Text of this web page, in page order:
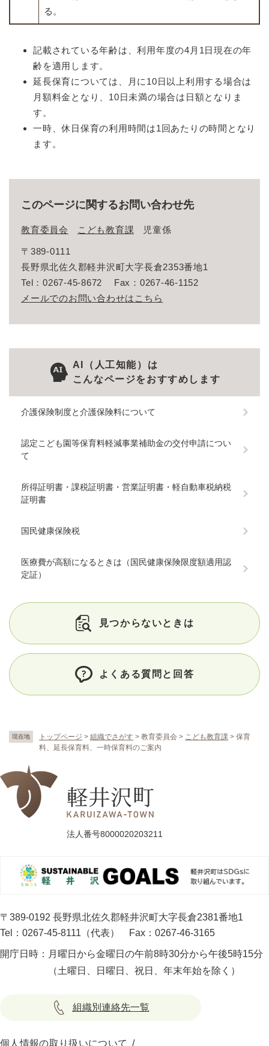
現在地 トップページ > 組織でさがす > 教育委員会 > こども教育課 > 保育
料、延長保育料、一時保育料のご案内
る。
記載されている年齢は、利用年度の4月1日現在の年
齢を適用します。
延長保育については、月に10日以上利用する場合は
月額料金となり、10日未満の場合は日額となりま
す。
一時、休日保育の利用時間は1回あたりの時間となり
ます。
このページに関するお問い合わせ先
教育委員会 こども教育課 児童係
〒389-0111
長野県北佐久郡軽井沢町大字長倉2353番地1
Tel：0267-45-8672
Fax：0267-46-1152
メールでのお問い合わせはこちら
AI（人工知能）は
こんなページをおすすめします
介護保険制度と介護保険料について
認定こども園等保育料軽減事業補助金の交付申請につい
て
所得証明書・課税証明書・営業証明書・軽自動車税納税
証明書
国民健康保険税
医療費が高額になるときは（国民健康保険限度額適用認
定証）
見つからないときは
よくある質問と回答
法人番号8000020203211
〒389-0192 長野県北佐久郡軽井沢町大字長倉2381番地1
Tel：0267-45-8111（代表）
Fax：0267-46-3165
開庁日時： 月曜日から金曜日の午前8時30分から午後5時15分
（土曜日、日曜日、祝日、年末年始を除く）
組織別連絡先一覧
個人情報の取り扱いについて